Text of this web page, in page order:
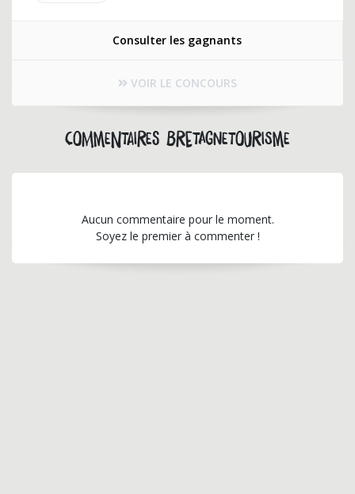
Consulter les gagnants
VOIR LE CONCOURS
Commentaires bretagnetourisme
Aucun commentaire pour le moment.
Soyez le premier à commenter !